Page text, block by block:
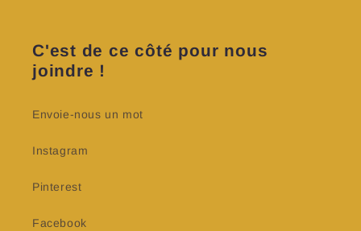
C'est de ce côté pour nous
joindre !
Envoie-nous un mot
Instagram
Pinterest
Facebook